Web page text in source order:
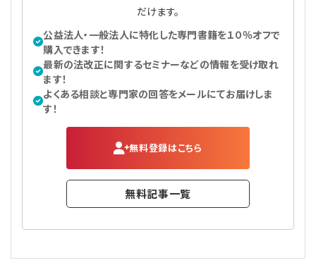
だけます。
公益法人・一般法人に特化した専門書籍を１０％オフで
購入できます！
最新の法改正に関するセミナーなどの情報を受け取れ
ます！
よくある相談と専門家の回答をメールにてお届けしま
す！
無料登録はこちら
無料記事一覧